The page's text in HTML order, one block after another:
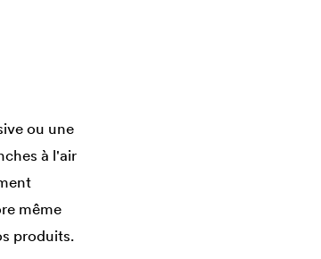
ou une
à l'air
même
produits.